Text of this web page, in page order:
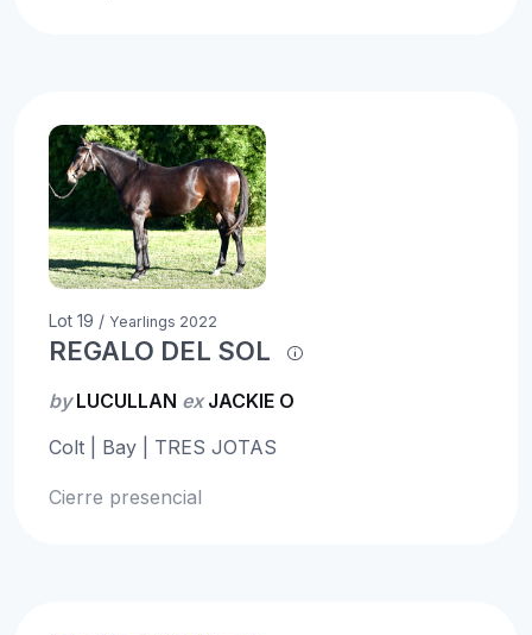
Lot 19 / Yearlings 2022
REGALO DEL SOL
byLUCULLAN exJACKIE O
Colt | Bay | TRES JOTAS
Cierre presencial